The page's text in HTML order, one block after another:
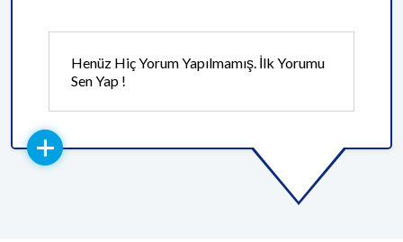
Henüz Hiç Yorum Yapılmamış. İlk Yorumu
Sen Yap !